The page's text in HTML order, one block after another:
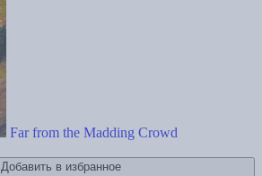
Far from the Madding Crowd
Добавить в избранное